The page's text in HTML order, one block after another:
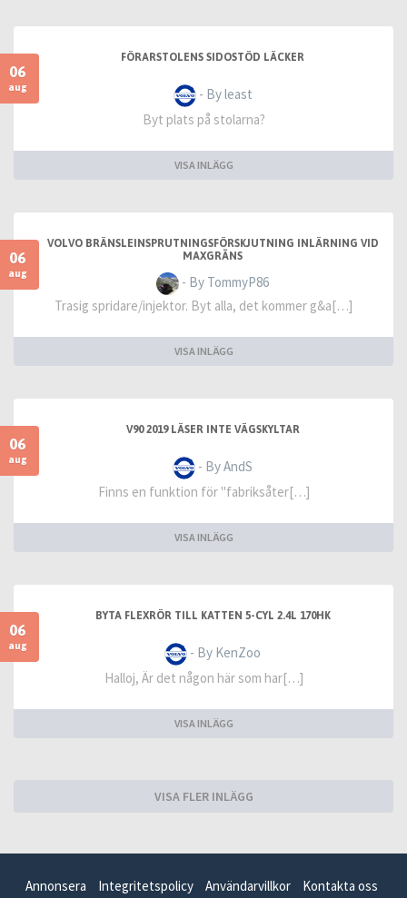
06
aug
FÖRARSTOLENS SIDOSTÖD LÄCKER
- By least
Byt plats på stolarna?
VISA INLÄGG
06
aug
VOLVO BRÄNSLEINSPRUTNINGSFÖRSKJUTNING INLÄRNING VID
MAXGRÄNS
- By TommyP86
Trasig spridare/injektor. Byt alla, det kommer g&a[…]
VISA INLÄGG
06
aug
V90 2019 LÄSER INTE VÄGSKYLTAR
- By AndS
Finns en funktion för "fabriksåter[…]
VISA INLÄGG
06
aug
BYTA FLEXRÖR TILL KATTEN 5-CYL 2.4L 170HK
- By KenZoo
Halloj, Är det någon här som har[…]
VISA INLÄGG
VISA FLER INLÄGG
Annonsera Integritetspolicy Användarvillkor Kontakta oss